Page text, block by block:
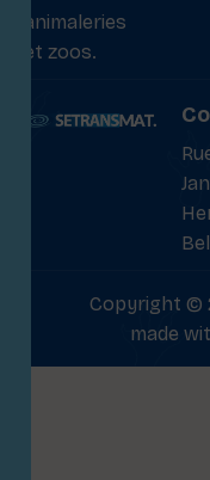
animaleries
et zoos.
Copyright ©
made